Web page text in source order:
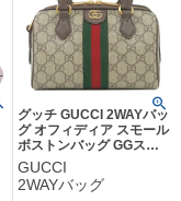
グッチ GUCCI 2WAYバッ
グ オフィディア スモール
ボストンバッグ GGスプ
リームキャンバス レザー
ベージュ×ダークブラウ
ン ゴールド金具 茶 シェ
GUCCI
2WAYバッグ